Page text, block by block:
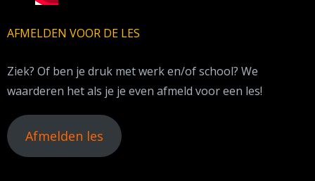
AFMELDEN VOOR DE LES
Ziek? Of ben je druk met werk en/of school? We
waarderen het als je je even afmeld voor een les!
Afmelden les